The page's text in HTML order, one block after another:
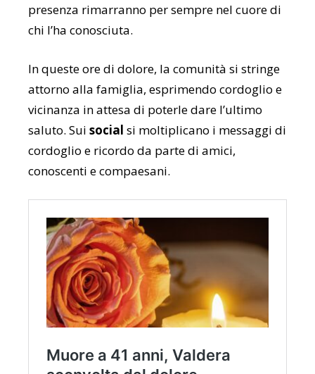
presenza rimarranno per sempre nel cuore di
chi l’ha conosciuta.
In queste ore di dolore, la comunità si stringe
attorno alla famiglia, esprimendo cordoglio e
vicinanza in attesa di poterle dare l’ultimo
saluto. Sui social si moltiplicano i messaggi di
cordoglio e ricordo da parte di amici,
conoscenti e compaesani.